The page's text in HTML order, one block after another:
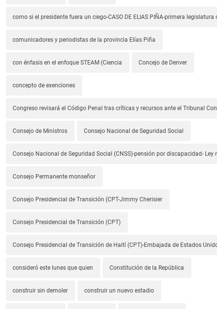
como si el presidente fuera un ciego-CASO DE ELIAS PIÑA-primera legislatura
comunicadores y periodistas de la provincia Elías Piña
con énfasis en el enfoque STEAM (Ciencia Concejo de Denver
concepto de exenciones
Congreso revisará el Código Penal tras críticas y recursos ante el Tribunal
Consejo de Ministros Consejo Nacional de Seguridad Social
Consejo Nacional de Seguridad Social (CNSS)-pensión por discapacidad- Ley
Consejo Permanente monseñor
Consejo Presidencial de Transición (CPT-Jimmy Cherisier
Consejo Presidencial de Transición (CPT)
Consejo Presidencial de Transición de Haití (CPT)-Embajada de Estados
consideró este lunes que quien Constitución de la República
construir sin demoler construir un nuevo estadio